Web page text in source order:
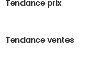
Tendance prix
Tendance ventes